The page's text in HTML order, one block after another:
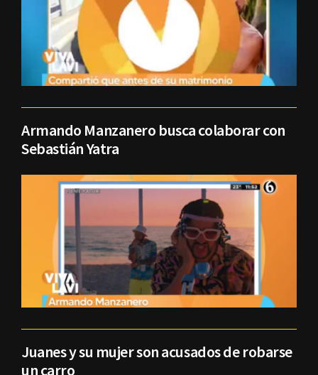
Armando Manzanero busca colaborar con
Sebastián Yatra
Juanes y su mujer son acusados de robarse
un carro